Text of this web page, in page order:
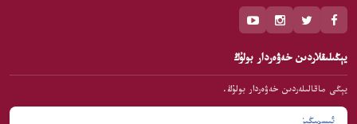
يېڭىلىقلاردىن خەۋەردار بولۇڭ
يېڭى ماقالىلەردىن خەۋەردار بولۇڭ.